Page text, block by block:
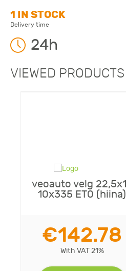
1 IN STOCK
Delivery time
24h
VIEWED PRODUCTS
veoauto velg
10x335 ET0 (hiina)
€142.78
With VAT 21%